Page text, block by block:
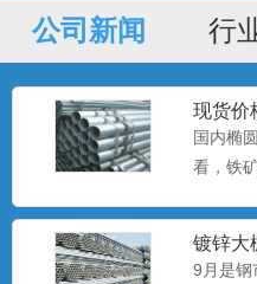
公司新闻 行
现货价
位
国内椭
看，铁
镀锌大
9月是钢
大棚种
科学的
养殖大
节给开